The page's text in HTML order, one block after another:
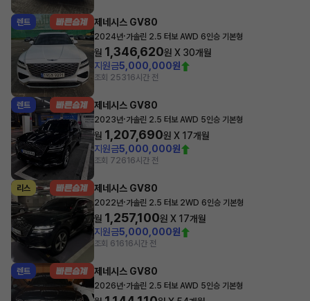
렌트 제네시스 GV80
2024년·가솔린 2.5 터보 AWD 6인승 기본형
월 1,346,620원 X 30개월
지원금5,000,000원
조회 25316시간 전
렌트 제네시스 GV80
2023년·가솔린 2.5 터보 AWD 5인승 기본형
월 1,207,690원 X 17개월
지원금5,000,000원
조회 72616시간 전
리스 제네시스 GV80
2022년·가솔린 2.5 터보 2WD 6인승 기본형
월 1,257,100원 X 17개월
지원금5,000,000원
조회 61616시간 전
렌트 제네시스 GV80
2026년·가솔린 2.5 터보 AWD 5인승 기본형